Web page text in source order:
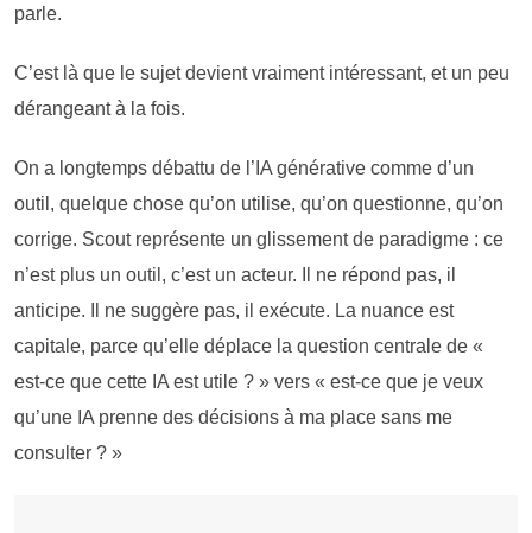
parle.
C’est là que le sujet devient vraiment intéressant, et un peu
dérangeant à la fois.
On a longtemps débattu de l’IA générative comme d’un
outil, quelque chose qu’on utilise, qu’on questionne, qu’on
corrige. Scout représente un glissement de paradigme : ce
n’est plus un outil, c’est un acteur. Il ne répond pas, il
anticipe. Il ne suggère pas, il exécute. La nuance est
capitale, parce qu’elle déplace la question centrale de «
est-ce que cette IA est utile ? » vers « est-ce que je veux
qu’une IA prenne des décisions à ma place sans me
consulter ? »